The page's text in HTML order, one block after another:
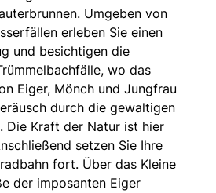
Umgeben von
erleben Sie einen
und besichtigen die
wo das
Eiger, Mönch und Jungfrau
durch die gewaltigen
Die Kraft der Natur ist hier
setzen Sie Ihre
fort. Über das Kleine
der imposanten Eiger